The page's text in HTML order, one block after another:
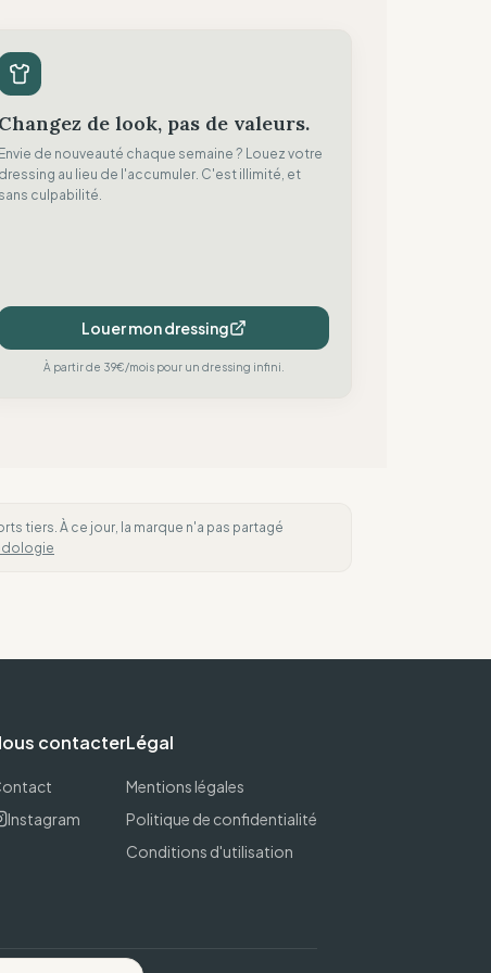
Changez de look, pas de valeurs.
Envie de nouveauté chaque semaine ? Louez votre
dressing au lieu de l'accumuler. C'est illimité, et
sans culpabilité.
Louer mon dressing
À partir de 39€/mois pour un dressing infini.
tiers. À ce jour, la marque n'a pas partagé
contacter
Instagram
Légal
Mentions légales
Politique de confidentialité
Conditions d'utilisation